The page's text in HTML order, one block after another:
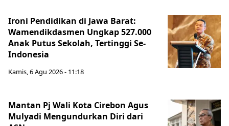
Ironi Pendidikan di Jawa Barat:
Wamendikdasmen Ungkap 527.000
Anak Putus Sekolah, Tertinggi Se-
Indonesia
Kamis, 6 Agu 2026 - 11:18
Mantan Pj Wali Kota Cirebon Agus
Mulyadi Mengundurkan Diri dari